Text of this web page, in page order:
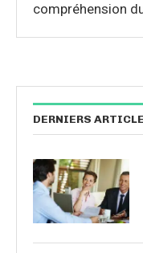
compréhension
DERNIERS